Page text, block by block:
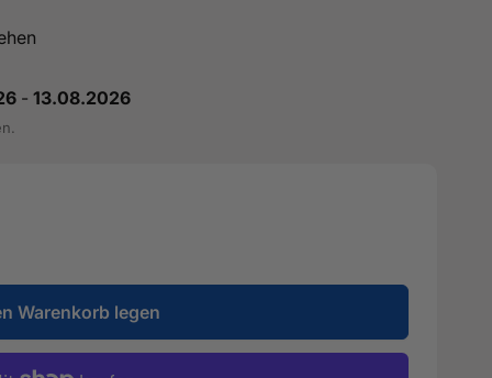
- 13.08.2026
Warenkorb legen